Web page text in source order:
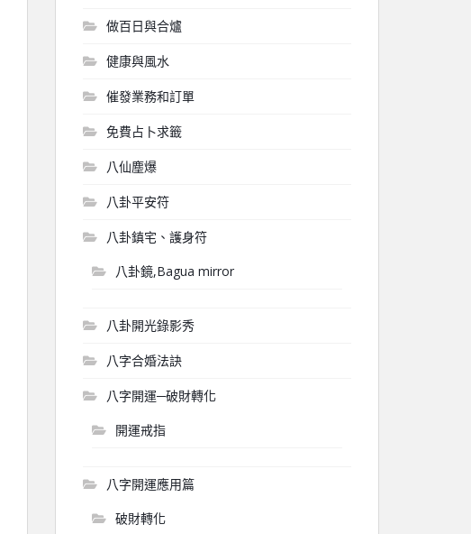
做百日與合爐
健康與風水
催發業務和訂單
免費占卜求籤
八仙塵爆
八卦平安符
八卦鎮宅、護身符
八卦鏡,Bagua mirror
八卦開光錄影秀
八字合婚法訣
八字開運─破財轉化
開運戒指
八字開運應用篇
破財轉化